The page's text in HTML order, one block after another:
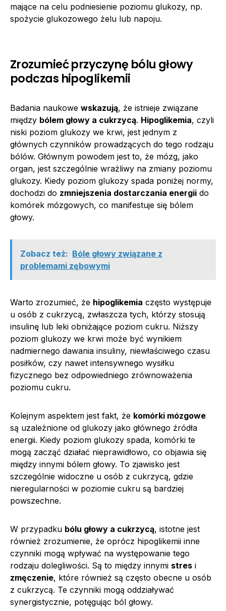
mające na celu podniesienie poziomu glukozy, np.
spożycie glukozowego żelu lub napoju.
Zrozumieć przyczynę bólu głowy
podczas hipoglikemii
Badania naukowe wskazują, że istnieje związane
między bólem głowy a cukrzycą. Hipoglikemia, czyli
niski poziom glukozy we krwi, jest jednym z
głównych czynników prowadzących do tego rodzaju
bólów. Głównym powodem jest to, że mózg, jako
organ, jest szczególnie wrażliwy na zmiany poziomu
glukozy. Kiedy poziom glukozy spada poniżej normy,
dochodzi do zmniejszenia dostarczania energii do
komórek mózgowych, co manifestuje się bólem
głowy.
Zobacz też: Bóle głowy związane z
problemami zębowymi
Warto zrozumieć, że hipoglikemia często występuje
u osób z cukrzycą, zwłaszcza tych, którzy stosują
insulinę lub leki obniżające poziom cukru. Niższy
poziom glukozy we krwi może być wynikiem
nadmiernego dawania insuliny, niewłaściwego czasu
posiłków, czy nawet intensywnego wysiłku
fizycznego bez odpowiedniego zrównoważenia
poziomu cukru.
Kolejnym aspektem jest fakt, że komórki mózgowe
są uzależnione od glukozy jako głównego źródła
energii. Kiedy poziom glukozy spada, komórki te
mogą zacząć działać nieprawidłowo, co objawia się
między innymi bólem głowy. To zjawisko jest
szczególnie widoczne u osób z cukrzycą, gdzie
nieregularności w poziomie cukru są bardziej
powszechne.
W przypadku bólu głowy a cukrzycą, istotne jest
również zrozumienie, że oprócz hipoglikemii inne
czynniki mogą wpływać na występowanie tego
rodzaju dolegliwości. Są to między innymi stres i
zmęczenie, które również są często obecne u osób
z cukrzycą. Te czynniki mogą oddziaływać
synergistycznie, potęgując ból głowy.